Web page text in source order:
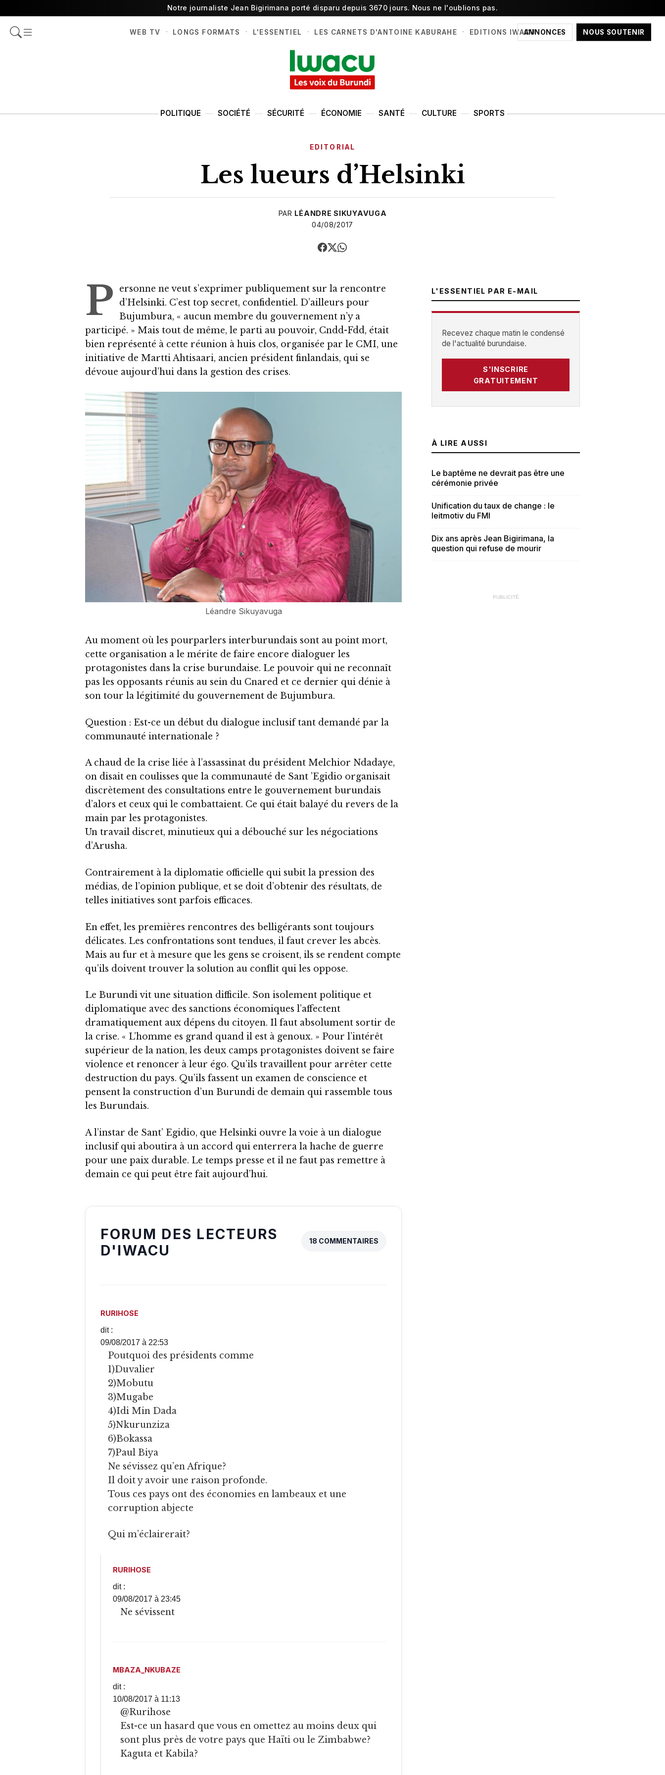
Notre journaliste Jean Bigirimana porté disparu depuis 3670 jours. Nous ne l'oublions pas.
ANNONCES NOUS SOUTENIR
WEB TV · LONGS FORMATS · L'ESSENTIEL · LES CARNETS D'ANTOINE KABURAHE · EDITIONS IWACU
POLITIQUE SOCIÉTÉ SÉCURITÉ ÉCONOMIE SANTÉ CULTURE SPORTS
EDITORIAL
Les lueurs d’Helsinki
PAR LÉANDRE SIKUYAVUGA
04/08/2017
P
ersonne ne veut s’exprimer publiquement sur la rencontre
d’Helsinki. C’est top secret, confidentiel. D’ailleurs pour
Bujumbura, « aucun membre du gouvernement n’y a
participé. » Mais tout de même, le parti au pouvoir, Cndd-Fdd, était
bien représenté à cette réunion à huis clos, organisée par le CMI, une
initiative de Martti Ahtisaari, ancien président finlandais, qui se
dévoue aujourd’hui dans la gestion des crises.
Léandre Sikuyavuga
Au moment où les pourparlers interburundais sont au point mort,
cette organisation a le mérite de faire encore dialoguer les
protagonistes dans la crise burundaise. Le pouvoir qui ne reconnaît
pas les opposants réunis au sein du Cnared et ce dernier qui dénie à
son tour la légitimité du gouvernement de Bujumbura.
Question : Est-ce un début du dialogue inclusif tant demandé par la
communauté internationale ?
A chaud de la crise liée à l’assassinat du président Melchior Ndadaye,
on disait en coulisses que la communauté de Sant ’Egidio organisait
discrètement des consultations entre le gouvernement burundais
d’alors et ceux qui le combattaient. Ce qui était balayé du revers de la
main par les protagonistes.
Un travail discret, minutieux qui a débouché sur les négociations
d’Arusha.
Contrairement à la diplomatie officielle qui subit la pression des
médias, de l’opinion publique, et se doit d’obtenir des résultats, de
telles initiatives sont parfois efficaces.
En effet, les premières rencontres des belligérants sont toujours
délicates. Les confrontations sont tendues, il faut crever les abcès.
Mais au fur et à mesure que les gens se croisent, ils se rendent compte
qu’ils doivent trouver la solution au conflit qui les oppose.
Le Burundi vit une situation difficile. Son isolement politique et
diplomatique avec des sanctions économiques l’affectent
dramatiquement aux dépens du citoyen. Il faut absolument sortir de
la crise. « L’homme es grand quand il est à genoux. » Pour l’intérêt
supérieur de la nation, les deux camps protagonistes doivent se faire
violence et renoncer à leur égo. Qu’ils travaillent pour arrêter cette
destruction du pays. Qu’ils fassent un examen de conscience et
pensent la construction d’un Burundi de demain qui rassemble tous
les Burundais.
A l’instar de Sant’ Egidio, que Helsinki ouvre la voie à un dialogue
inclusif qui aboutira à un accord qui enterrera la hache de guerre
pour une paix durable. Le temps presse et il ne faut pas remettre à
demain ce qui peut être fait aujourd’hui.
FORUM DES LECTEURS
D'IWACU
18 COMMENTAIRES
RURIHOSE
dit :
09/08/2017 à 22:53
Poutquoi des présidents comme
1)Duvalier
2)Mobutu
3)Mugabe
4)Idi Min Dada
5)Nkurunziza
6)Bokassa
7)Paul Biya
Ne sévissez qu’en Afrique?
Il doit y avoir une raison profonde.
Tous ces pays ont des économies en lambeaux et une
corruption abjecte
Qui m’éclairerait?
RURIHOSE
dit :
09/08/2017 à 23:45
Ne sévissent
MBAZA_NKUBAZE
dit :
10/08/2017 à 11:13
@Rurihose
Est-ce un hasard que vous en omettez au moins deux qui
sont plus près de votre pays que Haïti ou le Zimbabwe?
Kaguta et Kabila?
L'ESSENTIEL PAR E-MAIL
Recevez chaque matin le condensé
de l'actualité burundaise.
S'INSCRIRE
GRATUITEMENT
À LIRE AUSSI
Le baptême ne devrait pas être une
cérémonie privée
Unification du taux de change : le
leitmotiv du FMI
Dix ans après Jean Bigirimana, la
question qui refuse de mourir
PUBLICITÉ